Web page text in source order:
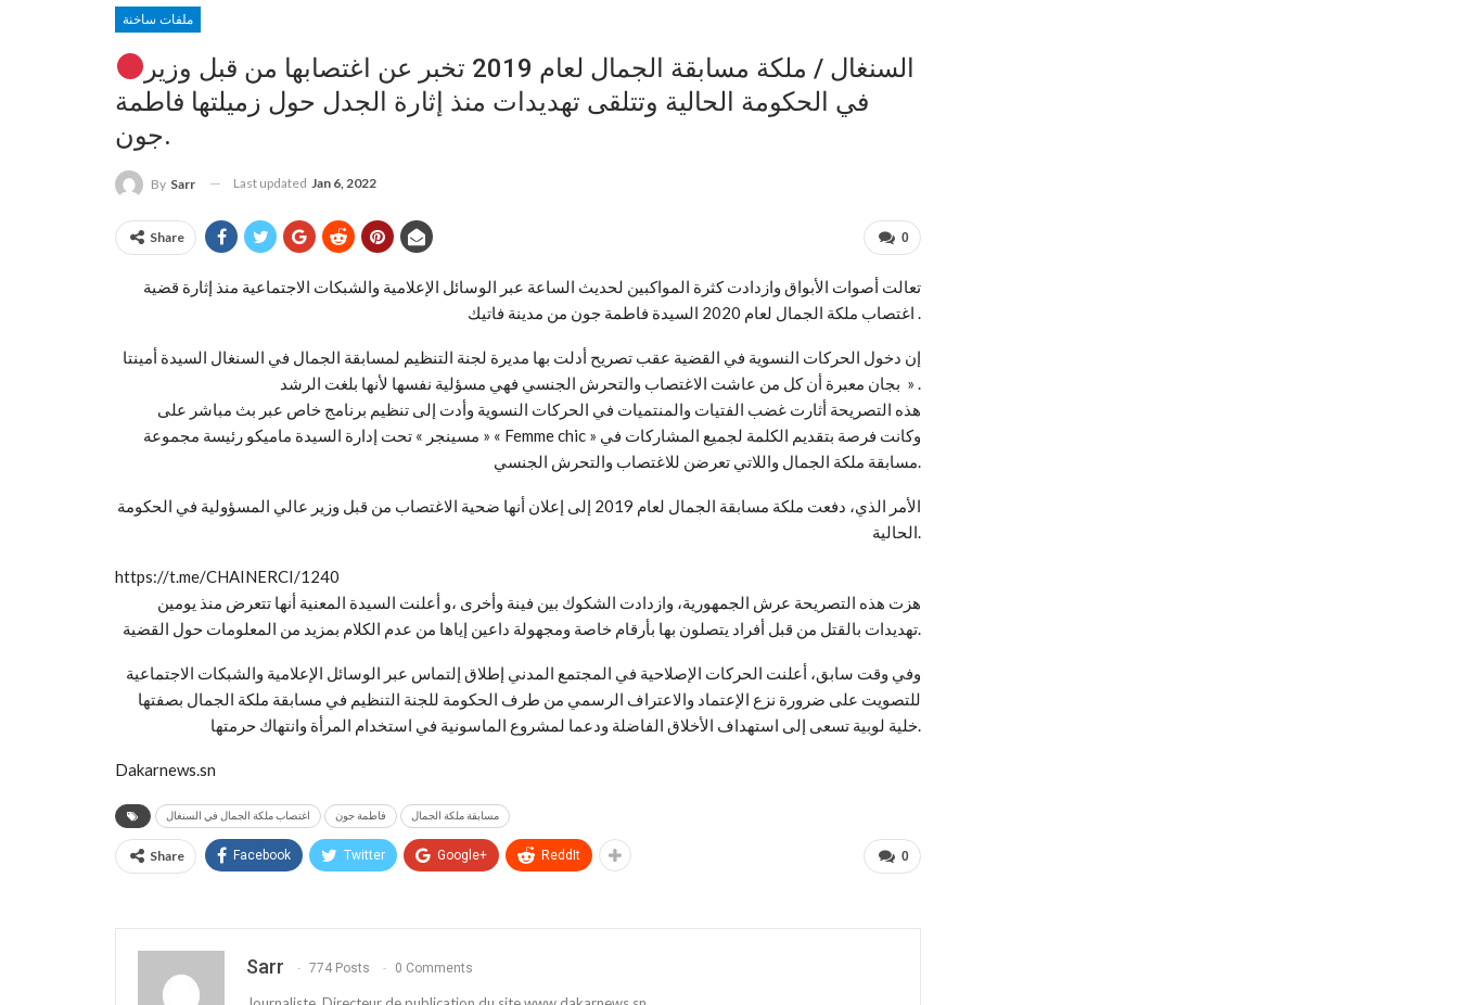
ملفات ساخنة
السنغال / ملكة مسابقة الجمال لعام 2019 تخبر عن اغتصابها من قبل وزير
في الحكومة الحالية وتتلقى تهديدات منذ إثارة الجدل حول زميلتها فاطمة
جون.
By Sarr Last updated Jan 6, 2022
0
Share
تعالت أصوات الأبواق وازدادت كثرة المواكبين لحديث الساعة عبر الوسائل الإعلامية والشبكات الاجتماعية منذ إثارة قضية
اغتصاب ملكة الجمال لعام 2020 السيدة فاطمة جون من مدينة فاتيك .
إن دخول الحركات النسوية في القضية عقب تصريح أدلت بها مديرة لجنة التنظيم لمسابقة الجمال في السنغال السيدة أمينتا
بجان معبرة أن كل من عاشت الاغتصاب والتحرش الجنسي فهي مسؤلية نفسها لأنها بلغت الرشد » .
هذه التصريحة أثارت غضب الفتيات والمنتميات في الحركات النسوية وأدت إلى تنظيم برنامج خاص عبر بث مباشر على
« مسينجر » تحت إدارة السيدة ماميكو رئيسة مجموعة « Femme chic » وكانت فرصة بتقديم الكلمة لجميع المشاركات في
مسابقة ملكة الجمال واللاتي تعرضن للاغتصاب والتحرش الجنسي.
الأمر الذي، دفعت ملكة مسابقة الجمال لعام 2019 إلى إعلان أنها ضحية الاغتصاب من قبل وزير عالي المسؤولية في الحكومة
الحالية.
https://t.me/CHAINERCI/1240
هزت هذه التصريحة عرش الجمهورية، وازدادت الشكوك بين فينة وأخرى ،و أعلنت السيدة المعنية أنها تتعرض منذ يومين
تهديدات بالقتل من قبل أفراد يتصلون بها بأرقام خاصة ومجهولة داعين إياها من عدم الكلام بمزيد من المعلومات حول القضية.
وفي وقت سابق، أعلنت الحركات الإصلاحية في المجتمع المدني إطلاق إلتماس عبر الوسائل الإعلامية والشبكات الاجتماعية
للتصويت على ضرورة نزع الإعتماد والاعتراف الرسمي من طرف الحكومة للجنة التنظيم في مسابقة ملكة الجمال بصفتها
خلية لوبية تسعى إلى استهداف الأخلاق الفاضلة ودعما لمشروع الماسونية في استخدام المرأة وانتهاك حرمتها.
Dakarnews.sn
اغتصاب ملكة الجمال في السنغال فاطمة جون مسابقة ملكة الجمال
0
Share Facebook Twitter Google+ ReddIt
Sarr 774 Posts 0 Comments